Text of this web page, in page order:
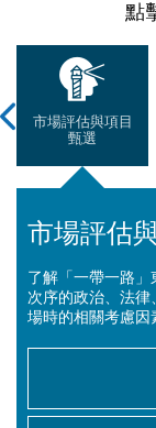
點
市場評估與項目
甄選
市場評估
了解「一帶一路」東道國的市場狀況，包括影響項目選擇和優先
次序的政治、法
場時的相關考慮因